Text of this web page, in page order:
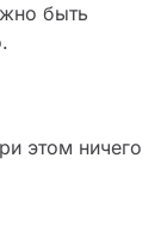
быть
этом ничего